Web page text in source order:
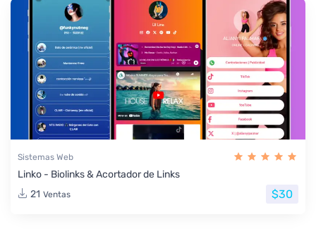
Sistemas Web
Linko - Biolinks & Acortador de Links
21 Ventas $30